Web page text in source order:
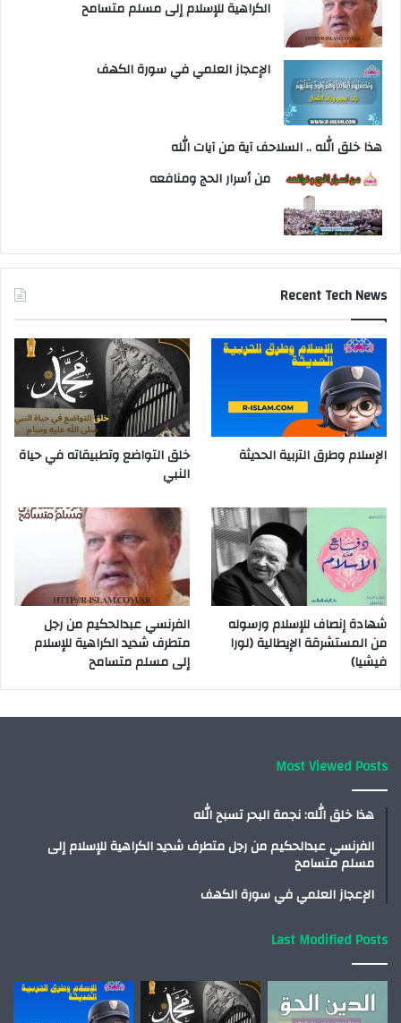
الكراهية للإسلام إلى مسلم متسامح
الإعجاز العلمي في سورة الكهف
هذا خلق الله .. السلاحف آية من آيات الله
من أسرار الحج ومنافعه
Recent Tech News
الإسلام وطرق التربية الحديثة
خلق التواضع وتطبيقاته في حياة
النبي
شهادة إنصاف للإسلام ورسوله
من المستشرقة الإيطالية (لورا
فيشيا)
الفرنسي عبدالحكيم من رجل
متطرف شديد الكراهية للإسلام
إلى مسلم متسامح
Most Viewed Posts
هذا خلق الله: نجمة البحر تسبح الله
الفرنسي عبدالحكيم من رجل متطرف شديد الكراهية للإسلام إلى
مسلم متسامح
الإعجاز العلمي في سورة الكهف
Last Modified Posts